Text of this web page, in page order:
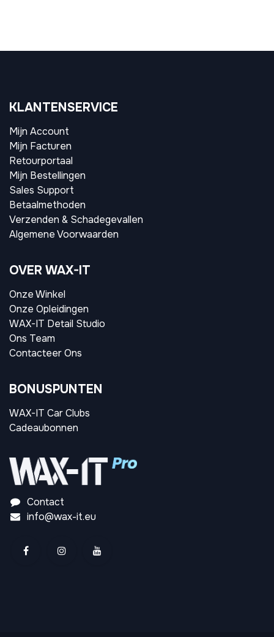
KLANTENSERVICE
Mijn Account
Mijn Facturen
Retourportaal
Mijn Bestellingen
Sales Support
Betaalmethoden
Verzenden & Schadegevallen
Algemene Voorwaarden
OVER WAX-IT
Onze Winkel
Onze Opleidingen
WAX-IT Detail Studio
Ons Team
Contacteer Ons
BONUSPUNTEN
WAX-IT Car Clubs
Cadeaubonnen
Contact
info@wax-it.eu